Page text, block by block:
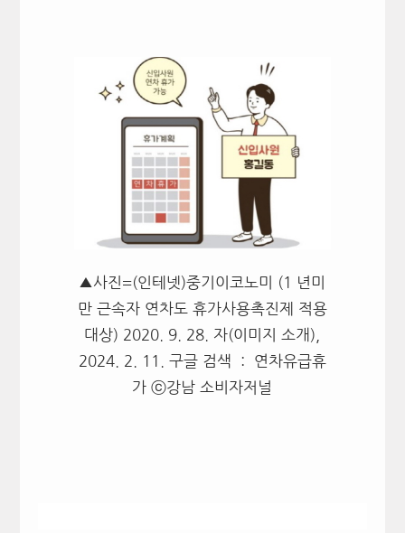
▲사진=(인테넷)중기이코노미 (1 년미
만 근속자 연차도 휴가사용촉진제 적용
대상) 2020. 9. 28. 자(이미지 소개),
2024. 2. 11. 구글 검색 : 연차유급휴
가 ⓒ강남 소비자저널